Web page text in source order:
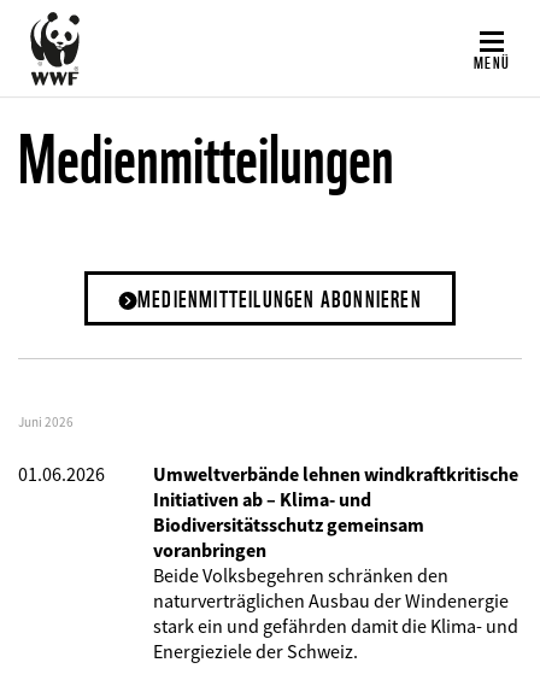
Direkt
zum
Inhalt
MENÜ
Medienmitteilungen
MEDIENMITTEILUNGEN ABONNIEREN
Juni 2026
01.06.2026
Umweltverbände lehnen windkraftkritische
Initiativen ab – Klima- und
Biodiversitätsschutz gemeinsam
voranbringen
Beide Volksbegehren schränken den
naturverträglichen Ausbau der Windenergie
stark ein und gefährden damit die Klima- und
Energieziele der Schweiz.